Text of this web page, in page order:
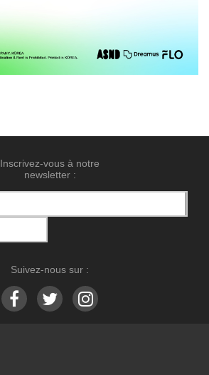
Inscrivez-vous à notre
newsletter :
Suivez-nous sur :